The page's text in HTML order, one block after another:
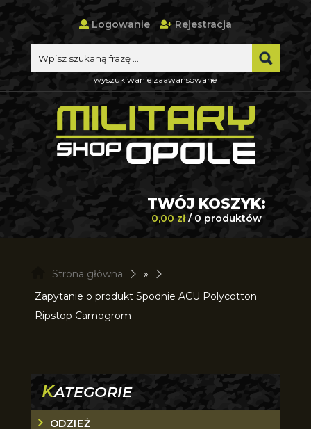
Logowanie Rejestracja
wyszukiwanie zaawansowane
TWÓJ KOSZYK:
0,00 zł/ 0 produktów
Strona główna
»
Zapytanie o produkt Spodnie ACU Polycotton
Ripstop Camogrom
KATEGORIE
ODZIEŻ